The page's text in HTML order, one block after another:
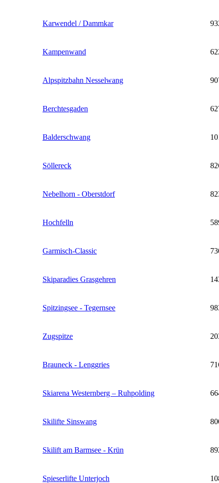
Karwendel / Dammkar
Kampenwand
Alpspitzbahn Nesselwang
Berchtesgaden
Balderschwang
Söllereck
Nebelhorn - Oberstdorf
Hochfelln
Garmisch-Classic
Skiparadies Grasgehren
Spitzingsee - Tegernsee
Zugspitze
Brauneck - Lenggries
Skiarena Westernberg – Ruhpolding
Skilifte Sinswang
Skilift am Barmsee - Krün
Spieserlifte Unterjoch